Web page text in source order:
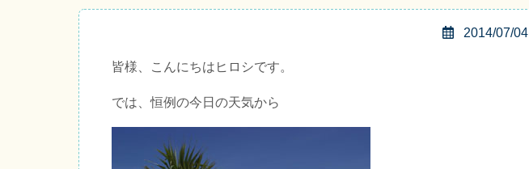
2014/07/04
皆様、こんにちはヒロシです。
では、恒例の今日の天気から